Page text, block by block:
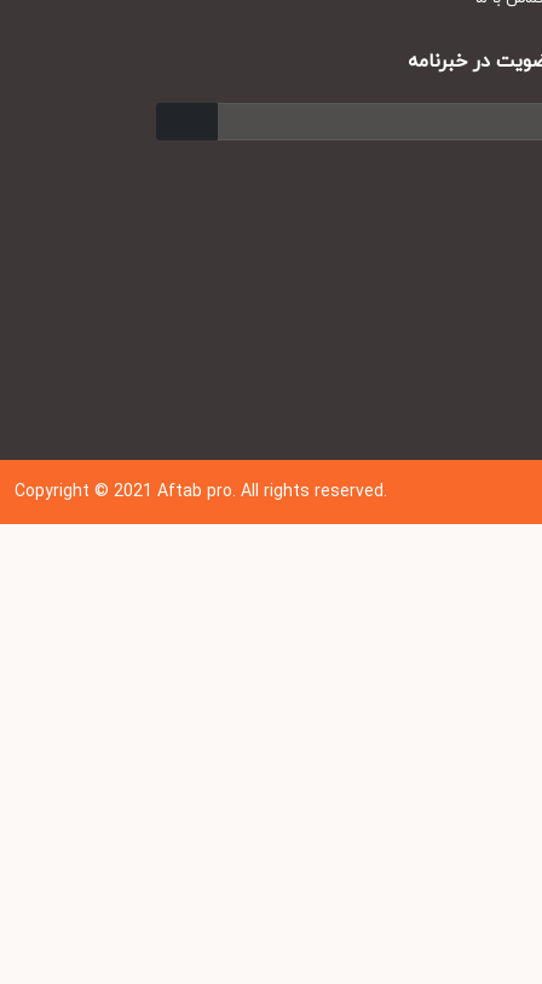
در خبرنامه
Copyright © 202 1Aftab pro. All rights reserved.